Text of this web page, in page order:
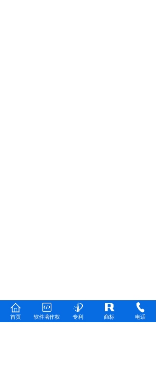
首页 软件著作权 专利 商标 电话